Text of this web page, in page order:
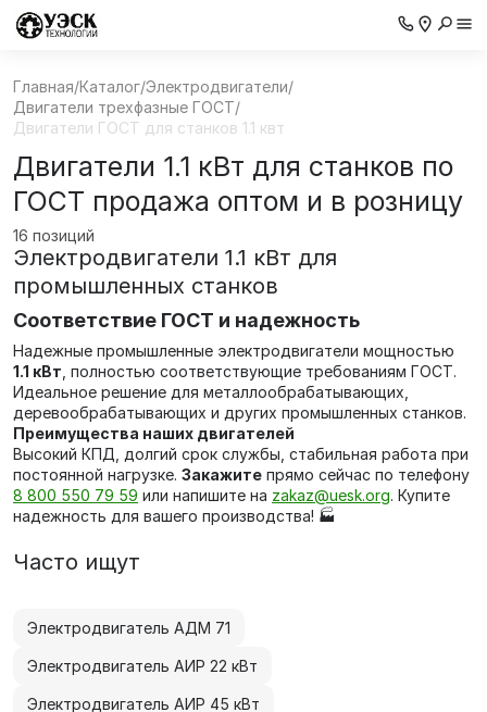
Главная/Каталог/Электродвигатели/
Двигатели трехфазные ГОСТ/
Двигатели ГОСТ для станков 1.1 квт
Двигатели 1.1 кВт для станков по
ГОСТ продажа оптом и в розницу
16 позиций
Электродвигатели 1.1 кВт для
промышленных станков
Соответствие ГОСТ и надежность
Надежные промышленные электродвигатели мощностью
1.1 кВт , полностью соответствующие требованиям ГОСТ.
Идеальное решение для металлообрабатывающих,
деревообрабатывающих и других промышленных станков.
Преимущества наших двигателей
Высокий КПД, долгий срок службы, стабильная работа при
постоянной нагрузке. Закажите прямо сейчас по телефону
8 800 550 79 59 или напишите на zakaz@uesk.org. Купите
надежность для вашего производства! 🏭
Часто ищут
Электродвигатель АДМ 71
Электродвигатель АИР 22 кВт
Электродвигатель АИР 45 кВт